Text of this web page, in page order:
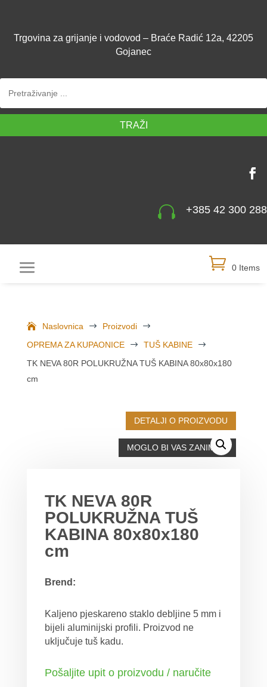
Trgovina za grijanje i vodovod – Braće Radić 12a, 42205
Gojanec
TRAŽI
 +385 42 300 288
0 Items
Naslovnica $ Proizvodi
$
OPREMA ZA KUPAONICE
$ TUŠ KABINE
$
TK NEVA 80R POLUKRUŽNA TUŠ KABINA 80x80x180
cm
DETALJI O PROIZVODU
MOGLO BI VAS ZANIMATI
TK NEVA 80R
POLUKRUŽNA TUŠ
KABINA 80x80x180
cm
Brend:
Kaljeno pjeskareno staklo debljine 5 mm i
bijeli aluminijski profili. Proizvod ne
uključuje tuš kadu.
Pošaljite upit o proizvodu / naručite